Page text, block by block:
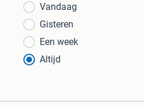
Vandaag
Gisteren
Een week
Altijd